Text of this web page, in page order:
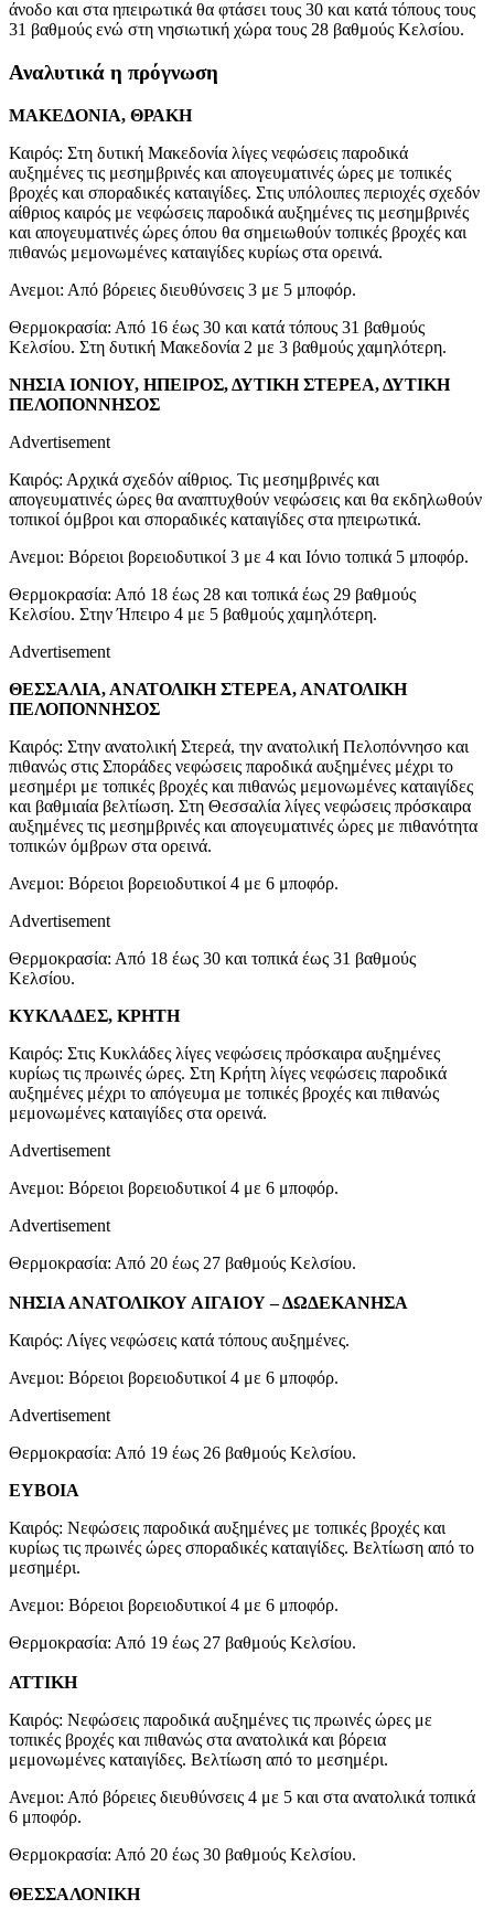
άνοδο και στα ηπειρωτικά θα φτάσει τους 30 και κατά τόπους τους
31 βαθμούς ενώ στη νησιωτική χώρα τους 28 βαθμούς Κελσίου.
Αναλυτικά η πρόγνωση
ΜΑΚΕΔΟΝΙΑ, ΘΡΑΚΗ
Καιρός: Στη δυτική Μακεδονία λίγες νεφώσεις παροδικά
αυξημένες τις μεσημβρινές και απογευματινές ώρες με τοπικές
βροχές και σποραδικές καταιγίδες. Στις υπόλοιπες περιοχές σχεδόν
αίθριος καιρός με νεφώσεις παροδικά αυξημένες τις μεσημβρινές
και απογευματινές ώρες όπου θα σημειωθούν τοπικές βροχές και
πιθανώς μεμονωμένες καταιγίδες κυρίως στα ορεινά.
Ανεμοι: Από βόρειες διευθύνσεις 3 με 5 μποφόρ.
Θερμοκρασία: Από 16 έως 30 και κατά τόπους 31 βαθμούς
Κελσίου. Στη δυτική Μακεδονία 2 με 3 βαθμούς χαμηλότερη.
ΝΗΣΙΑ ΙΟΝΙΟΥ, ΗΠΕΙΡΟΣ, ΔΥΤΙΚΗ ΣΤΕΡΕΑ, ΔΥΤΙΚΗ
ΠΕΛΟΠΟΝΝΗΣΟΣ
Advertisement
Καιρός: Αρχικά σχεδόν αίθριος. Τις μεσημβρινές και
απογευματινές ώρες θα αναπτυχθούν νεφώσεις και θα εκδηλωθούν
τοπικοί όμβροι και σποραδικές καταιγίδες στα ηπειρωτικά.
Ανεμοι: Βόρειοι βορειοδυτικοί 3 με 4 και Ιόνιο τοπικά 5 μποφόρ.
Θερμοκρασία: Από 18 έως 28 και τοπικά έως 29 βαθμούς
Κελσίου. Στην Ήπειρο 4 με 5 βαθμούς χαμηλότερη.
Advertisement
ΘΕΣΣΑΛΙΑ, ΑΝΑΤΟΛΙΚΗ ΣΤΕΡΕΑ, ΑΝΑΤΟΛΙΚΗ
ΠΕΛΟΠΟΝΝΗΣΟΣ
Καιρός: Στην ανατολική Στερεά, την ανατολική Πελοπόννησο και
πιθανώς στις Σποράδες νεφώσεις παροδικά αυξημένες μέχρι το
μεσημέρι με τοπικές βροχές και πιθανώς μεμονωμένες καταιγίδες
και βαθμιαία βελτίωση. Στη Θεσσαλία λίγες νεφώσεις πρόσκαιρα
αυξημένες τις μεσημβρινές και απογευματινές ώρες με πιθανότητα
τοπικών όμβρων στα ορεινά.
Ανεμοι: Βόρειοι βορειοδυτικοί 4 με 6 μποφόρ.
Advertisement
Θερμοκρασία: Από 18 έως 30 και τοπικά έως 31 βαθμούς
Κελσίου.
ΚΥΚΛΑΔΕΣ, ΚΡΗΤΗ
Καιρός: Στις Κυκλάδες λίγες νεφώσεις πρόσκαιρα αυξημένες
κυρίως τις πρωινές ώρες. Στη Κρήτη λίγες νεφώσεις παροδικά
αυξημένες μέχρι το απόγευμα με τοπικές βροχές και πιθανώς
μεμονωμένες καταιγίδες στα ορεινά.
Advertisement
Ανεμοι: Βόρειοι βορειοδυτικοί 4 με 6 μποφόρ.
Advertisement
Θερμοκρασία: Από 20 έως 27 βαθμούς Κελσίου.
ΝΗΣΙΑ ΑΝΑΤΟΛΙΚΟΥ ΑΙΓΑΙΟΥ – ΔΩΔΕΚΑΝΗΣΑ
Καιρός: Λίγες νεφώσεις κατά τόπους αυξημένες.
Ανεμοι: Βόρειοι βορειοδυτικοί 4 με 6 μποφόρ.
Advertisement
Θερμοκρασία: Από 19 έως 26 βαθμούς Κελσίου.
ΕΥΒΟΙΑ
Καιρός: Νεφώσεις παροδικά αυξημένες με τοπικές βροχές και
κυρίως τις πρωινές ώρες σποραδικές καταιγίδες. Βελτίωση από το
μεσημέρι.
Ανεμοι: Βόρειοι βορειοδυτικοί 4 με 6 μποφόρ.
Θερμοκρασία: Από 19 έως 27 βαθμούς Κελσίου.
ΑΤΤΙΚΗ
Καιρός: Νεφώσεις παροδικά αυξημένες τις πρωινές ώρες με
τοπικές βροχές και πιθανώς στα ανατολικά και βόρεια
μεμονωμένες καταιγίδες. Βελτίωση από το μεσημέρι.
Ανεμοι: Από βόρειες διευθύνσεις 4 με 5 και στα ανατολικά τοπικά
6 μποφόρ.
Θερμοκρασία: Από 20 έως 30 βαθμούς Κελσίου.
ΘΕΣΣΑΛΟΝΙΚΗ